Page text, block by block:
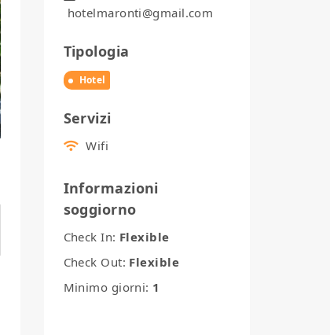
hotelmaronti@gmail.com
Tipologia
Hotel
Servizi
Wifi
Informazioni
soggiorno
Check In: Flexible
Check Out: Flexible
Minimo giorni: 1